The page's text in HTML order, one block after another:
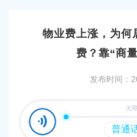
物业费上涨，为何
费？靠“商
发布时间：